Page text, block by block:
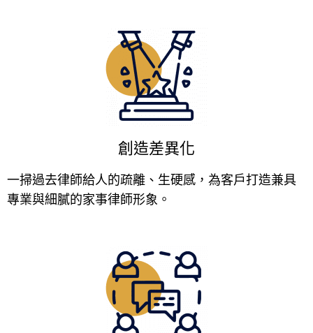
創造差異化
一掃過去律師給人的疏離、生硬感，為客戶打造兼具
專業與細膩的家事律師形象。